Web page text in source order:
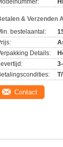
& Verzenden
bestelaantal:
Details:
Contact